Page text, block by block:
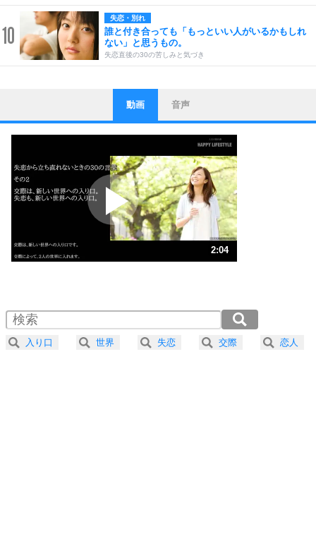
10
失恋・別れ
誰と付き合っても「もっといい人がいるかもしれ
ない」と思うもの。
失恋直後の30の苦しみと気づき
1
ストレス対策
他人と比べない。
いっそのこと、他人を見ない。
いらいらしない人になる30の方法
プラス思考
ポジティブになれない原因は、行動しないから。
ポジティブ思考になる30の方法
ストレス対策
人生、なんとかなるもの。
気楽に生きる30の方法
4 器の大きい人は、怒りを優しさで表現する。
動画 音声
2:04
2.0倍速 （245KB 1分2秒）
2.5倍速 （196KB 49秒）
3.0倍速 （163KB 41秒）
入り口 世界 失恋 交際 恋人